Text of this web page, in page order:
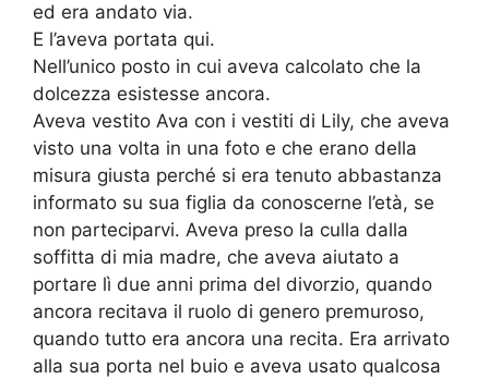
ed era andato via.
E l’aveva portata qui.
Nell’unico posto in cui aveva calcolato che la
dolcezza esistesse ancora.
Aveva vestito Ava con i vestiti di Lily, che aveva
visto una volta in una foto e che erano della
misura giusta perché si era tenuto abbastanza
informato su sua figlia da conoscerne l’età, se
non parteciparvi. Aveva preso la culla dalla
soffitta di mia madre, che aveva aiutato a
portare lì due anni prima del divorzio, quando
ancora recitava il ruolo di genero premuroso,
quando tutto era ancora una recita. Era arrivato
alla sua porta nel buio e aveva usato qualcosa